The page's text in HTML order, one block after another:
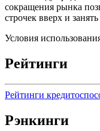
сокращения рынка
строчек вверх и
Условия
Рейтинги
Рейтинги
Рэнкинги